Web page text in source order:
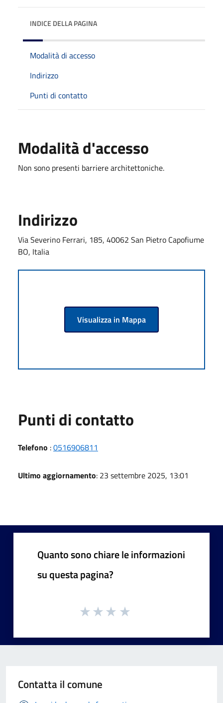
INDICE DELLA PAGINA
Modalità di accesso
Indirizzo
Punti di contatto
Modalità d'accesso
Non sono presenti barriere architettoniche.
Indirizzo
Via Severino Ferrari, 185, 40062 San Pietro Capofiume
BO, Italia
Visualizza in Mappa
Punti di contatto
Telefono :0516906811
Ultimo aggiornamento: 23 settembre 2025, 13:01
Quanto sono chiare le informazioni
su questa pagina?
Contatta il comune